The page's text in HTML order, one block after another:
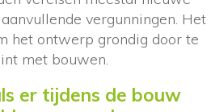
vergunningen. Het
het ontwerp grondig door te
met bouwen.
er tijdens de bouw